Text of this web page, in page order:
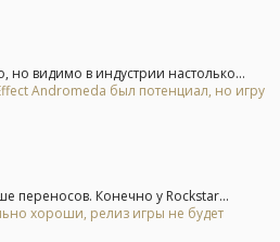
но видимо в индустрии настолько...
Andromeda был потенциал, но игру
переносов. Конечно у Rockstar...
хороши, релиз игры не будет